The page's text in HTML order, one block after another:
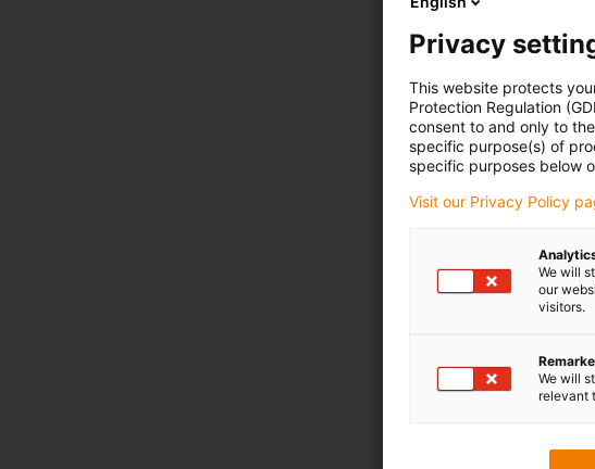
Privacy
This website protects
Protection Regulation
consent to and only to
specific purpose(s) of
specific purposes below
Visit our Privacy Policy
We will
our
visitors.
We will
relevant